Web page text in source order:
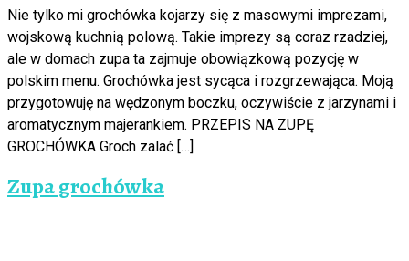
Nie tylko mi grochówka kojarzy się z masowymi imprezami,
wojskową kuchnią polową. Takie imprezy są coraz rzadziej,
ale w domach zupa ta zajmuje obowiązkową pozycję w
polskim menu. Grochówka jest sycąca i rozgrzewająca. Moją
przygotowuję na wędzonym boczku, oczywiście z jarzynami i
aromatycznym majerankiem. PRZEPIS NA ZUPĘ
GROCHÓWKA Groch zalać […]
Zupa grochówka